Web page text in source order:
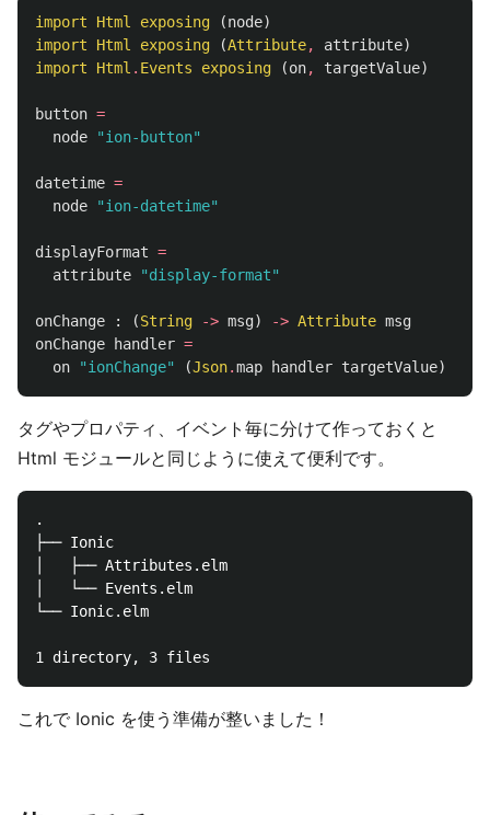
import Html exposing (node)
import
Html exposing (Attribute, attribute)
import
Html . Events exposing (on, targetValue)
button =
node
"ion-button"
datetime =
node
"ion-datetime"
displayFormat =
attribute
"display-format"
onChange : (String -> msg) -> Attribute msg
onChange
handler =
on
"ionChange" (Json.map handler targetValue)
タグやプロパティ、イベント毎に分けて作っておくと
Html モジュールと同じように使えて便利です。
.
├── Ionic
│   ├── Attributes.elm
│   └── Events.elm
└── Ionic.elm
これで Ionic を使う準備が整いました！